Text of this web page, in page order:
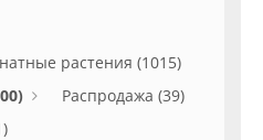
растения (1015)
Распродажа (39)